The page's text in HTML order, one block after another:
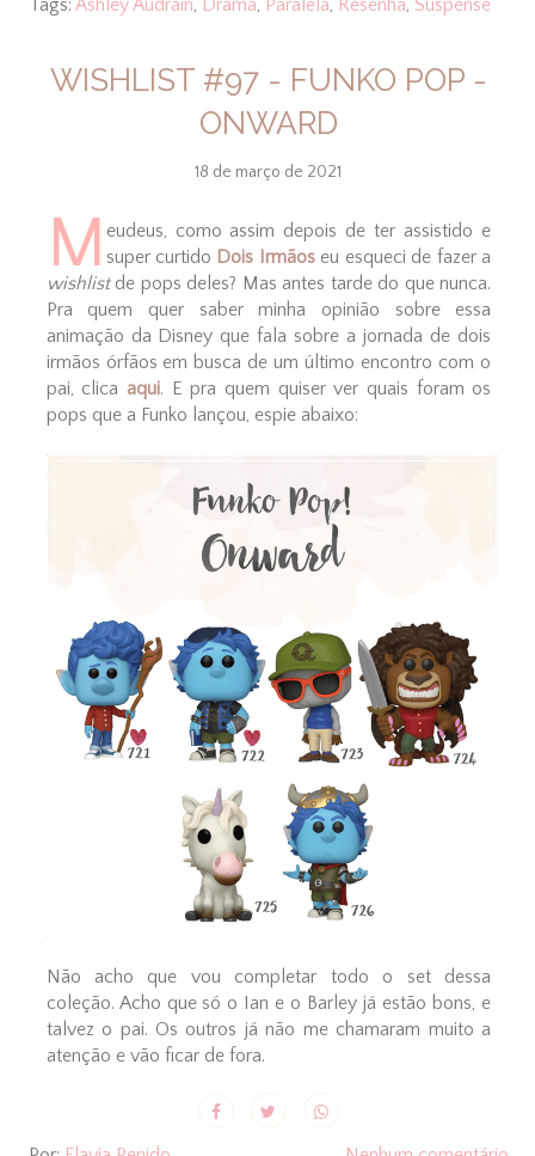
Tags: Ashley Audrain, Drama, Paralela, Resenha, Suspense
WISHLIST #97 - FUNKO POP -
ONWARD
18 de março de 2021
M eudeus, como assim depois de ter assistido e
super curtido Dois Irmãoseu esqueci de fazer a
wishlist de pops deles? Mas antes tarde do que nunca.
Pra quem quer saber minha opinião sobre essa
animação da Disney que fala sobre a jornada de dois
irmãos órfãos em busca de um último encontro com o
pai, clica aqui. E pra quem quiser ver quais foram os
pops que a Funko lançou, espie abaixo:
Não acho que vou completar todo o set dessa
coleção. Acho que só o Ian e o Barley já estão bons, e
talvez o pai. Os outros já não me chamaram muito a
atenção e vão ficar de fora.